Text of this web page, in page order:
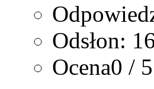
Odsłon:
Ocena0 / 5